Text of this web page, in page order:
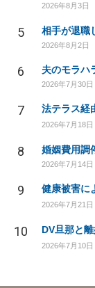
2026年8月3日
5
2026年8月2日
6 夫のモラハ
2026年7月30日
7 法テラス経
2026年7月18日
8 婚姻費用調
2026年7月14日
9 健康被害に
2026年7月21日
10 DV旦那と
2026年7月10日